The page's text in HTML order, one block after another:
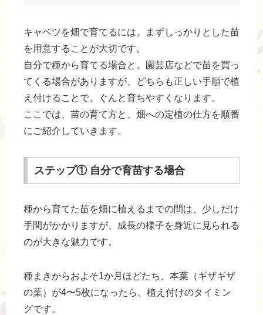
キャベツを畑で育てるには、まずしっかりとした苗
を用意することが大切です。
自分で種から育てる場合と、園芸店などで苗を買っ
てくる場合がありますが、どちらも正しい手順で植
え付けることで、ぐんと育ちやすくなります。
ここでは、苗の育て方と、畑への定植の仕方を順番
にご紹介していきます。
ステップ① 自分で育苗する場合
種から育てた苗を畑に植えるまでの間は、少しだけ
手間がかかりますが、成長の様子を身近に見られる
のが大きな魅力です。
種まきからおよそ1か月ほどたち、本葉（ギザギザ
の葉）が4〜5枚になったら、植え付けのタイミン
グです。